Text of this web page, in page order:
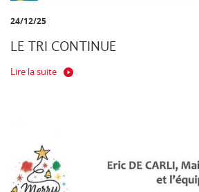
24/12/25
LE TRI CONTINUE
Lire la suite